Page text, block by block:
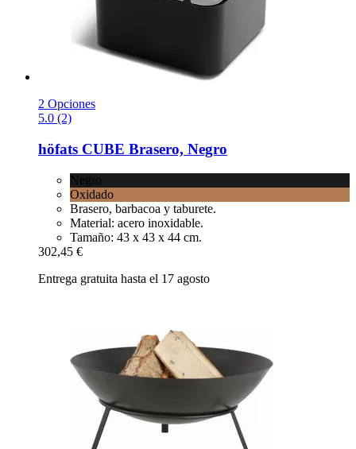
2 Opciones
5.0 (2)
höfats CUBE Brasero, Negro
Negro
Oxidado
Brasero, barbacoa y taburete.
Material: acero inoxidable.
Tamaño: 43 x 43 x 44 cm.
302,45 €
Entrega gratuita hasta el 17 agosto